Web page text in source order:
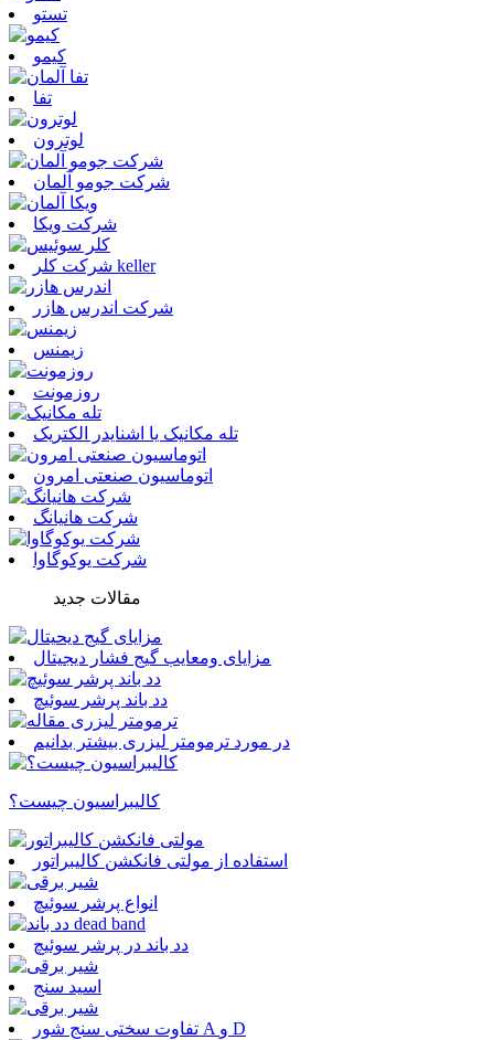
تستو
کیمو
تفا
لوترون
شرکت جومو آلمان
شرکت ویکا
شرکت کلر keller
شرکت اندرس هازر
زیمنس
روزمونت
تله مکانیک یا اشنایدر الکتریک
اتوماسیون صنعتی امرون
شرکت هانیانگ
شرکت یوکوگاوا
مقالات جدید
مزایای ومعایب گیج فشار دیجیتال
دد باند پرشر سوئیچ
در مورد ترمومتر لیزری بیشتر بدانیم
کالیبراسیون چیست؟
استفاده از مولتی فانکشن کالیبراتور
انواع پرشر سوئیچ
دد باند در پرشر سوئیچ
اسید سنج
تفاوت سختی سنج شور A و D